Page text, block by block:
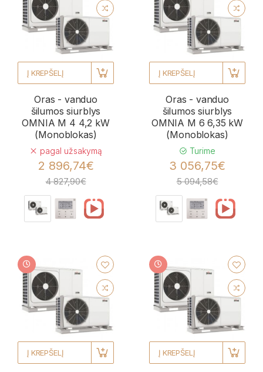
Į KREPŠELĮ
Oras - vanduo
šilumos siurblys
OMNIA M 4 4,2 kW
(Monoblokas)
pagal užsakymą
2 896,74€
4 827,90€
Į KREPŠELĮ
Oras - vanduo
šilumos siurblys
OMNIA M 6 6,35 kW
(Monoblokas)
Turime
3 056,75€
5 094,58€
Į KREPŠELĮ Į KREPŠELĮ